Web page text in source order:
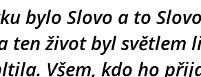
bylo Slovo a to
ten život byl světlem
Všem, kdo ho